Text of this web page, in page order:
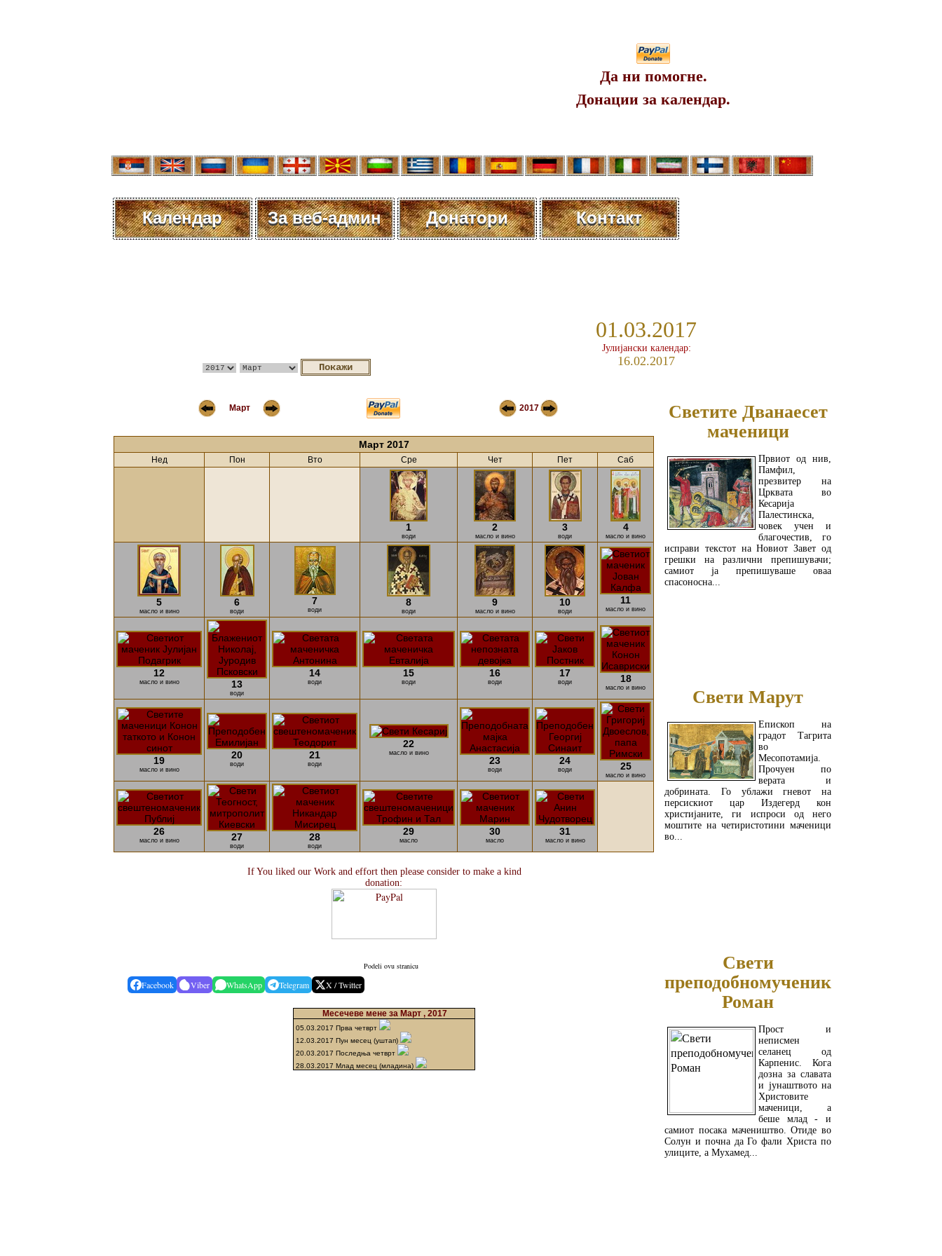
Да ни помогне.
Донации за календар.
Календар За веб-админ Донатори Контакт
01.03.2017
Јулијански календар:
16.02.2017
Март 2017
Светите Дванаесет
маченици
Првиот од нив,
Памфил,
презвитер на
Црквата во
Кесарија
Палестинска,
човек учен и
благочестив, го
исправи текстот на Новиот Завет од
грешки на различни препишувачи;
самиот ја препишуваше оваа
спасоносна...
Свети Марут
Епископ на
градот Тагрита
во
Месопотамија.
Прочуен по
верата и
добрината. Го ублажи гневот на
персискиот цар Издегерд кон
христијаните, ги испроси од него
моштите на четиристотини маченици
во...
Свети
преподобномученик
Роман
Прост и
неписмен
селанец од
Карпенис. Кога
дозна за славата
и јунаштвото на
Христовите
маченици, а
беше млад - и
самиот посака мачеништво. Отиде во
Солун и почна да Го фали Христа по
улиците, а Мухамед...
Март 2017
Нед Пон Вто Сре Чет Пет Саб
1
води
2
масло и вино
3
води
4
масло и вино
5
масло и вино
6
води
7
води
8
води
9
масло и вино
10
води
11
масло и вино
12
масло и вино 13
води
14
води
15
води
16
води
17
води 18
масло и вино
19
масло и вино
20
води
21
води
22
масло и вино
23
води
24
води 25
масло и вино
26
масло и вино 27
води
28
води
29
масло
30
масло
31
масло и вино
If You liked our Work and effort then please consider to make a kind
donation:
Podeli ovu stranicu
Facebook Viber WhatsApp Telegram X / Twitter
Месечеве мене за Март , 2017
05.03.2017 Прва четврт
12.03.2017 Пун месец (уштап)
20.03.2017 Последња четврт
28.03.2017 Млад месец (младина)